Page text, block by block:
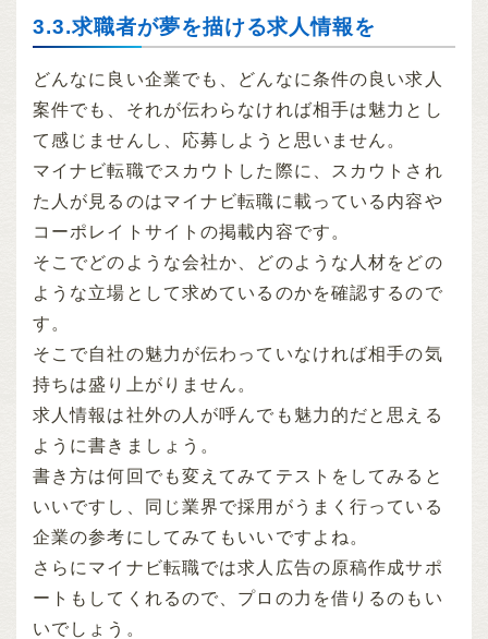
3.3.求職者が夢を描ける求人情報を
どんなに良い企業でも、どんなに条件の良い求人
案件でも、それが伝わらなければ相手は魅力とし
て感じませんし、応募しようと思いません。
マイナビ転職でスカウトした際に、スカウトされ
た人が見るのはマイナビ転職に載っている内容や
コーポレイトサイトの掲載内容です。
そこでどのような会社か、どのような人材をどの
ような立場として求めているのかを確認するので
す。
そこで自社の魅力が伝わっていなければ相手の気
持ちは盛り上がりません。
求人情報は社外の人が呼んでも魅力的だと思える
ように書きましょう。
書き方は何回でも変えてみてテストをしてみると
いいですし、同じ業界で採用がうまく行っている
企業の参考にしてみてもいいですよね。
さらにマイナビ転職では求人広告の原稿作成サポ
ートもしてくれるので、プロの力を借りるのもい
いでしょう。